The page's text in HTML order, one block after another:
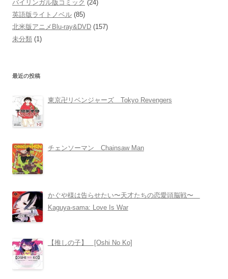
バイリンガル版コミック (24)
英語版ライトノベル (85)
北米版アニメBlu-ray&DVD (157)
未分類 (1)
最近の投稿
東京卍リベンジャーズ Tokyo Revengers
チェンソーマン Chainsaw Man
かぐや様は告らせたい〜天才たちの恋愛頭脳戦〜
Kaguya-sama: Love Is War
【推しの子】 [Oshi No Ko]